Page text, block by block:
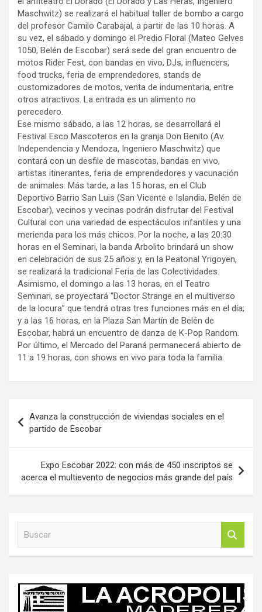
Maschwitz) se realizará el habitual taller de bombo a cargo
del profesor Camilo Carabajal, a partir de las 10 horas. A
su vez, el sábado y domingo el Predio Floral (Mateo Gelves
1050, Belén de Escobar) será sede del gran encuentro de
motos Rider Fest, con bandas en vivo, DJs, influencers,
food trucks, feria de emprendedores, stands de
customizadores de motos, venta de indumentaria, entre
otros atractivos. La entrada es un alimento no
perecedero.
Ese mismo sábado, a las 12 horas, se desarrollará el
Festival Esco Mascoteros en la granja Don Benito (Av.
Independencia y Mendoza, Ingeniero Maschwitz) que
contará con un desfile de mascotas, bandas en vivo,
artistas itinerantes, feria de emprendedores y vacunación
de animales. Más tarde, a las 15 horas, en el Club
Deportivo Barrio San Luis (San Vicente e Islandia, Belén de
Escobar), vecinos y vecinas podrán disfrutar del Festival
Cultural con una variedad de espectáculos infantiles y una
merienda para los más chicos. Por la noche, a las 20:30
horas en el Seminari, la banda Arbolito brindará un show
en celebración de sus 25 años y, en la Peatonal Yrigoyen,
se realizará la tradicional Feria de las Colectividades.
Asimismo, el domingo a las 13 horas, en el Teatro
Seminari, se proyectará “Doctor Strange en el multiverso
de la locura” que tendrá otras tres funciones más en el día;
y a las 16 horas, en la Plaza San Martín de Belén de
Escobar, habrá un encuentro de danza de K-Pop Random.
Por último, el Mercado del Paraná permanecerá abierto de
11 a 19 horas, con shows en vivo para toda la familia.
de
entradas
Avanza la construcción de viviendas sociales en el
partido de Escobar
Expo Escobar 2022: con más de 450 inscriptos se
acerca el multievento de negocios más grande del país
r